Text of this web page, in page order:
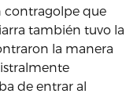
contragolpe que
también tuvo la
la manera
de entrar al